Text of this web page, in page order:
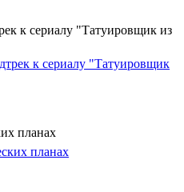
к сериалу "Татуировщик из
планах